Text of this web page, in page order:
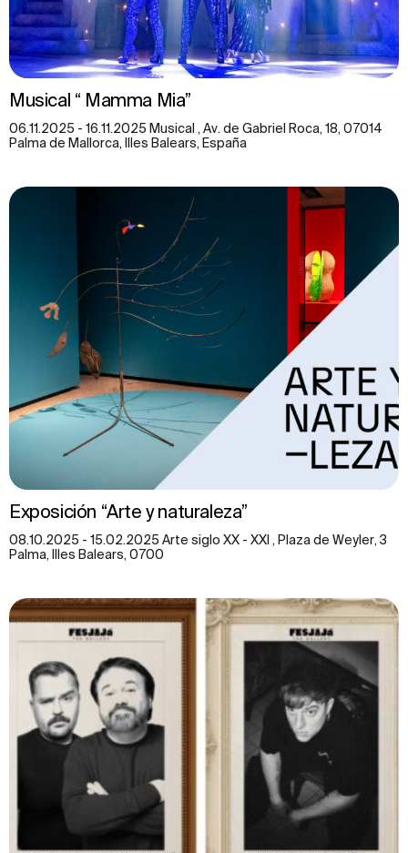
Musical “ Mamma Mia”
06.11.2025 - 16.11.2025 Musical , Av. de Gabriel Roca, 18, 07014
Palma de Mallorca, Illes Balears, España
Exposición “Arte y naturaleza”
08.10.2025 - 15.02.2025 Arte siglo XX - XXI , Plaza de Weyler, 3
Palma, Illes Balears, 0700